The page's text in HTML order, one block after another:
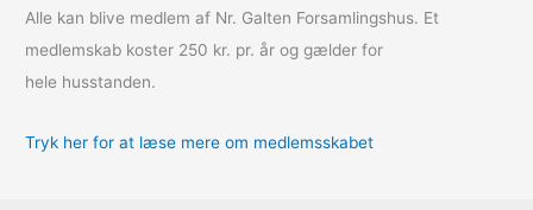
Alle kan blive medlem af Nr. Galten Forsamlingshus. Et
medlemskab koster 250 kr. pr. år og gælder for
hele husstanden.
Tryk her for at læse mere om medlemsskabet